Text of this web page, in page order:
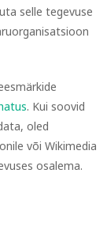
selle tegevuse
. Kui soovid
oled
või Wikimedia
osalema.